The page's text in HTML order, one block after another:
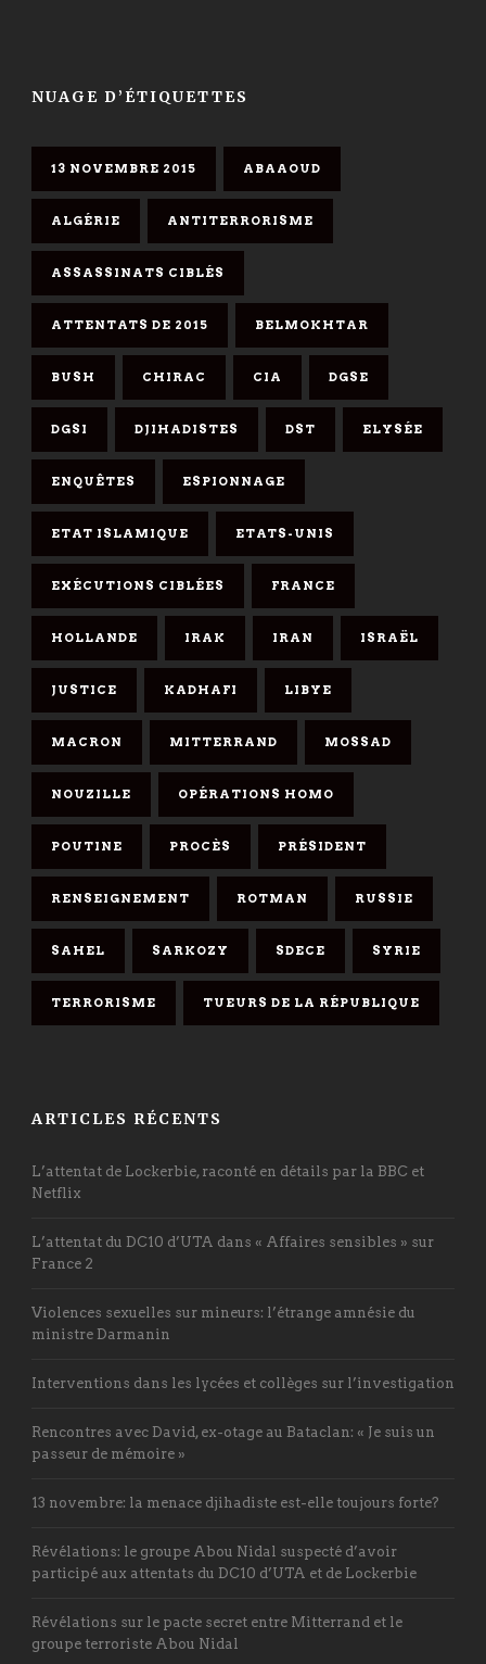
NUAGE D’ÉTIQUETTES
13 NOVEMBRE 2015 ABAAOUD
ALGÉRIE ANTITERRORISME
ASSASSINATS CIBLÉS
ATTENTATS DE 2015 BELMOKHTAR
BUSH CHIRAC CIA DGSE
DGSI DJIHADISTES DST ELYSÉE
ENQUÊTES ESPIONNAGE
ETAT ISLAMIQUE ETATS-UNIS
EXÉCUTIONS CIBLÉES FRANCE
HOLLANDE IRAK IRAN ISRAËL
JUSTICE KADHAFI LIBYE
MACRON MITTERRAND MOSSAD
NOUZILLE OPÉRATIONS HOMO
POUTINE PROCÈS PRÉSIDENT
RENSEIGNEMENT ROTMAN RUSSIE
SAHEL SARKOZY SDECE SYRIE
TERRORISME TUEURS DE LA RÉPUBLIQUE
ARTICLES RÉCENTS
L’attentat de Lockerbie, raconté en détails par la BBC et
Netflix
L’attentat du DC10 d’UTA dans « Affaires sensibles » sur
France 2
Violences sexuelles sur mineurs: l’étrange amnésie du
ministre Darmanin
Interventions dans les lycées et collèges sur l’investigation
Rencontres avec David, ex-otage au Bataclan: « Je suis un
passeur de mémoire »
13 novembre: la menace djihadiste est-elle toujours forte?
Révélations: le groupe Abou Nidal suspecté d’avoir
participé aux attentats du DC10 d’UTA et de Lockerbie
Révélations sur le pacte secret entre Mitterrand et le
groupe terroriste Abou Nidal